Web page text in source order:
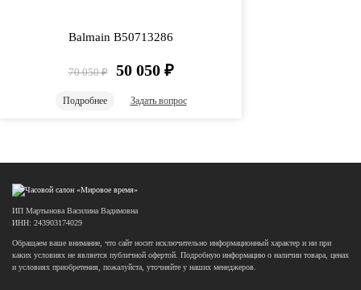
Balmain B50713286
70 050 ₽ 50 050 ₽
Подробнее Задать вопрос
ИП Мартынова Василина Вадимовна
ИНН: 243903174029
Обращаем ваше внимание, что сайт носит исключительно информационный характер и ни при
каких условиях не является публичной офертой. Подробную информацию о наличии товара, ценах
и условиях приобретения, пожалуйста, уточняйте у наших менеджеров.